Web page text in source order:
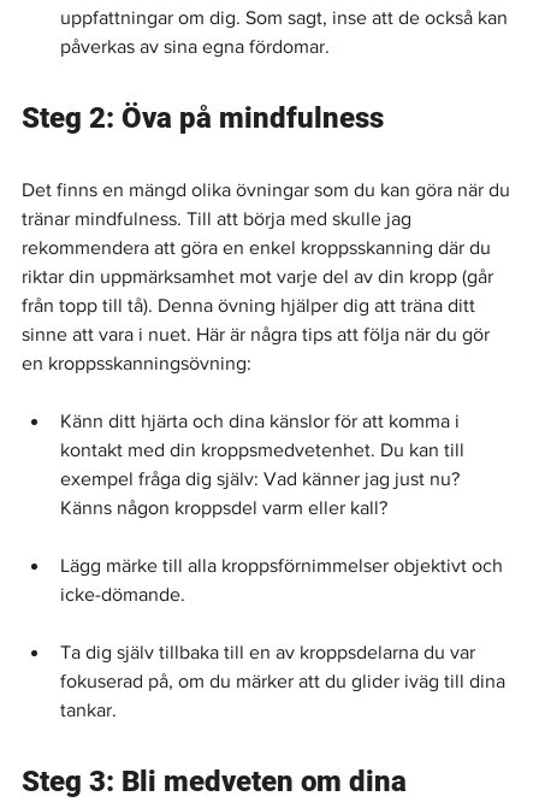
uppfattningar om dig. Som sagt, inse att de också kan
påverkas av sina egna fördomar.
Steg 2: Öva på mindfulness
Det finns en mängd olika övningar som du kan göra när du
tränar mindfulness. Till att börja med skulle jag
rekommendera att göra en enkel kroppsskanning där du
riktar din uppmärksamhet mot varje del av din kropp (går
från topp till tå). Denna övning hjälper dig att träna ditt
sinne att vara i nuet. Här är några tips att följa när du gör
en kroppsskanningsövning:
Känn ditt hjärta och dina känslor för att komma i
kontakt med din kroppsmedvetenhet. Du kan till
exempel fråga dig själv: Vad känner jag just nu?
Känns någon kroppsdel ​​varm eller kall?
Lägg märke till alla kroppsförnimmelser objektivt och
icke-dömande.
Ta dig själv tillbaka till en av kroppsdelarna du var
fokuserad på, om du märker att du glider iväg till dina
tankar.
Steg 3: Bli medveten om dina